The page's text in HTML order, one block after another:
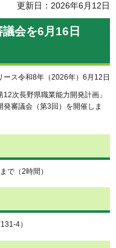
更新日：2026年6月12日
会を6月16日
ス令和8年（2026年）6月12日
次長野県職業能力開発計画」
審議会（第3回）を開催しま
で（2時間）
4）